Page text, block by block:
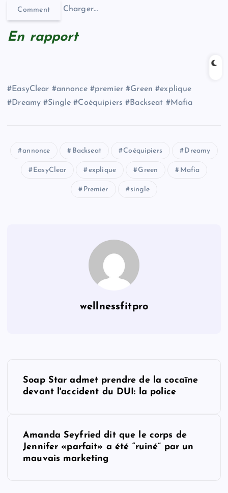
Comment Charger…
En rapport
#EasyClear #annonce #premier #Green #explique
#Dreamy #Single #Coéquipiers #Backseat #Mafia
annonce Backseat Coéquipiers Dreamy
EasyClear explique Green Mafia
Premier single
wellnessfitpro
Soap Star admet prendre de la cocaïne
devant l'accident du DUI: la police
Amanda Seyfried dit que le corps de
Jennifer «parfait» a été “ruiné” par un
mauvais marketing